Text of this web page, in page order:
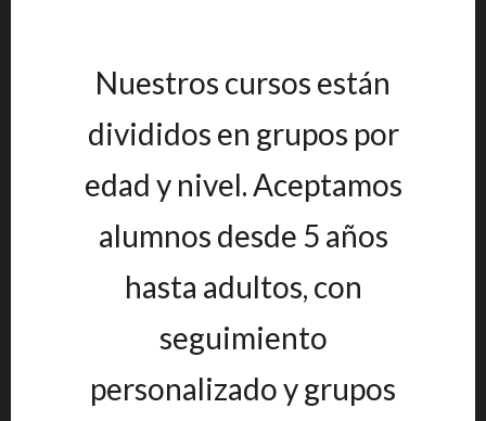
Nuestros cursos están
divididos en grupos por
edad y nivel. Aceptamos
alumnos desde 5 años
hasta adultos, con
seguimiento
personalizado y grupos